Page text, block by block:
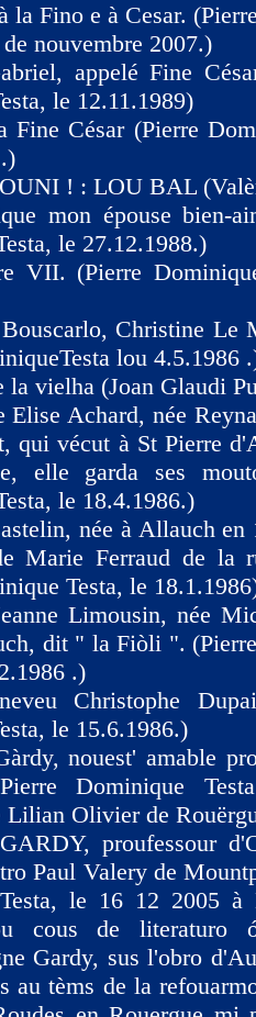
la Fino e à Cesar.
nouvembre 2007.)
appelé Fine
le 12.11.1989)
Fine César (Pierre
! : LOU BAL
mon épouse bien-
le 27.12.1988.)
VII. (Pierre
Christine Le
lou 4.5.1986
la vielha (Joan Glaudi
Elise Achard, née
qui vécut à St Pierre
elle garda ses
le 18.4.1986.)
née à Allauch en
Marie Ferraud de la
Testa, le
Limousin, née
dit " la Fiòli ".
.)
Christophe
le 15.6.1986.)
nouest' amable
Dominique
Lilian Olivier de
proufessour
Paul Valery de
le 16 12 2005 à
cous de literaturo
Gardy, sus l'obro
au tèms de la